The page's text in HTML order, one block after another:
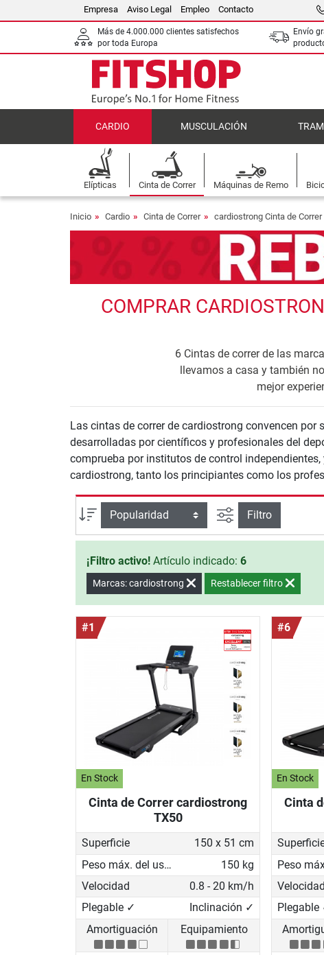
Empresa Aviso Legal Empleo Contacto
Más de 4.000.000 clientes satisfechos
por toda Europa
Envío
CARDIO MUSCULACIÓN
Elípticas Cinta de Correr Máquinas de Remo
Inicio Cardio Cinta de Correr cardiostrong Cinta de Correr
COMPRAR
6 Cintas de correr de las
llevamos a casa y también
mejor
Las cintas de correr de cardiostrong convencen
desarrolladas por científicos y profesionales del
comprueba por institutos de control
cardiostrong, tanto los principiantes como los
Ordenar por Busqueda
Filtro
¡Filtro activo! Artículo indicado: 6
Marcas: cardiostrong Restablecer filtro
#1
En Stock
Cinta de Correr cardiostrong
TX50
Superficie
150 x 51 cm
Peso máx. del usuario
150 kg
Velocidad
0.8 - 20 km/h
Plegable ✓
Inclinación ✓
Amortiguación
Equipamiento
#6
En Stock
Cinta
Velocidad
Plegable